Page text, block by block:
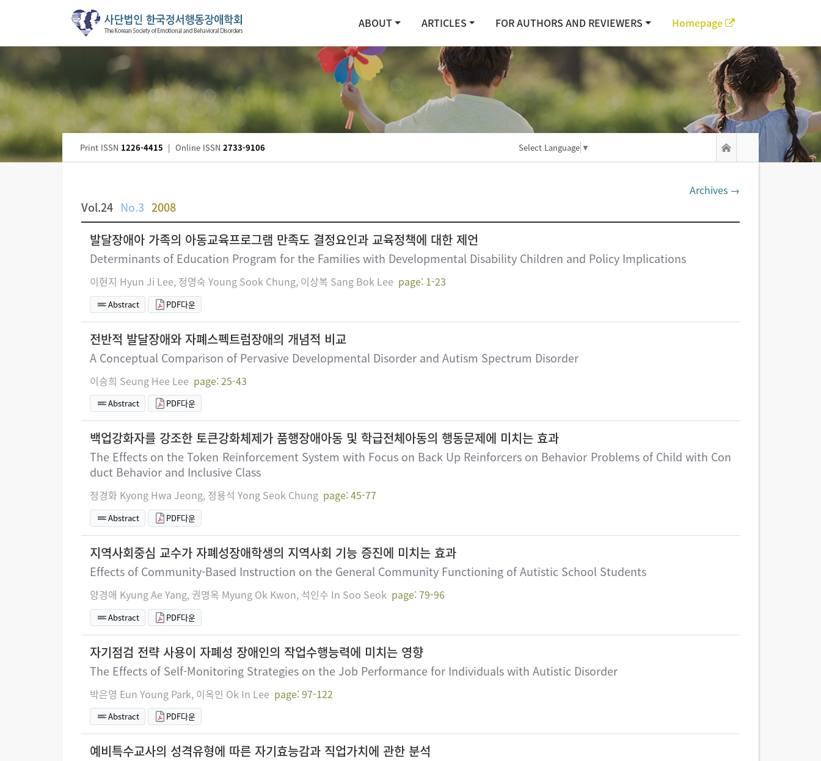
ABOUT ARTICLES FOR AUTHORS AND REVIEWERS Homepage
Print ISSN 1226-4415 | Online ISSN 2733-9106 Select Language ▼
Archives →
Vol.24 No.3 2008
발달장애아 가족의 아동교육프로그램 만족도 결정요인과 교육정책에 대한 제언
Determinants of Education Program for the Families with Developmental Disability Children and Policy Implications
이현지 Hyun Ji Lee, 정영숙 Young Sook Chung, 이상복 Sang Bok Lee page: 1-23
Abstract PDF다운
전반적 발달장애와 자폐스펙트럼장애의 개념적 비교
A Conceptual Comparison of Pervasive Developmental Disorder and Autism Spectrum Disorder
이승희 Seung Hee Lee page: 25-43
Abstract PDF다운
백업강화자를 강조한 토큰강화체제가 품행장애아동 및 학급전체아동의 행동문제에 미치는 효과
The Effects on the Token Reinforcement System with Focus on Back Up Reinforcers on Behavior Problems of Child with Con
duct Behavior and Inclusive Class
정경화 Kyong Hwa Jeong, 정용석 Yong Seok Chung page: 45-77
Abstract PDF다운
지역사회중심 교수가 자폐성장애학생의 지역사회 기능 증진에 미치는 효과
Effects of Community-Based Instruction on the General Community Functioning of Autistic School Students
양경애 Kyung Ae Yang, 권명옥 Myung Ok Kwon, 석인수 In Soo Seok page: 79-96
Abstract PDF다운
자기점검 전략 사용이 자폐성 장애인의 작업수행능력에 미치는 영향
The Effects of Self-Monitoring Strategies on the Job Performance for Individuals with Autistic Disorder
박은영 Eun Young Park, 이옥인 Ok In Lee page: 97-122
Abstract PDF다운
예비특수교사의 성격유형에 따른 자기효능감과 직업가치에 관한 분석